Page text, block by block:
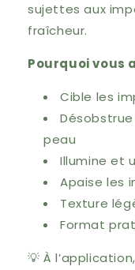
sujettes aux
fraîcheur.
Pourquoi vous
Cible les
peau
Illumine et
Apaise les
Texture
Format
💡 À